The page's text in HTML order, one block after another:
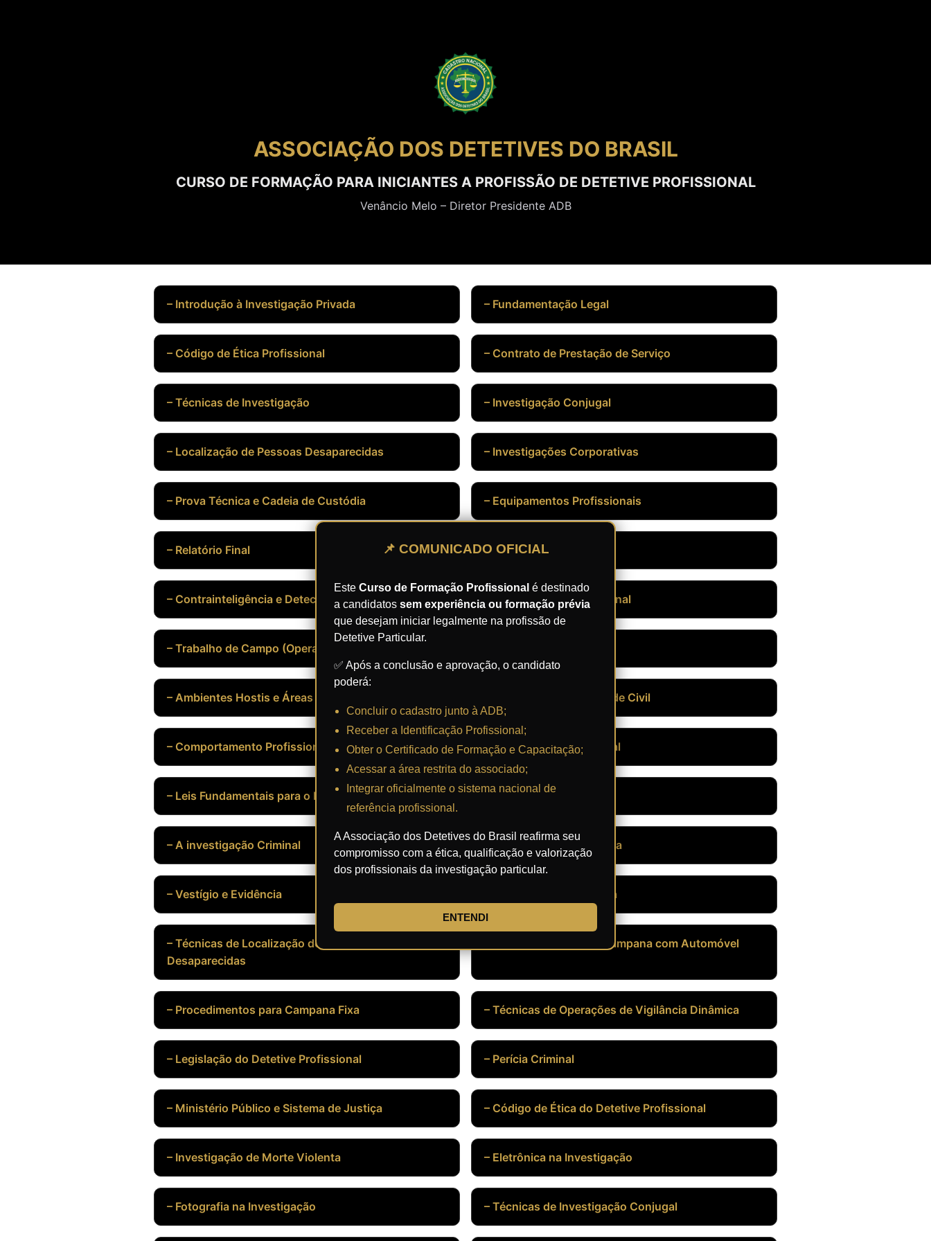
📌 COMUNICADO OFICIAL
Este Curso de Formação Profissional é destinado
a candidatos sem experiência ou formação prévia
que desejam iniciar legalmente na profissão de
Detetive Particular.
✅ Após a conclusão e aprovação, o candidato
poderá:
Concluir o cadastro junto à ADB;
Receber a Identificação Profissional;
Obter o Certificado de Formação e Capacitação;
Acessar a área restrita do associado;
Integrar oficialmente o sistema nacional de
referência profissional.
A Associação dos Detetives do Brasil reafirma seu
compromisso com a ética, qualificação e valorização
dos profissionais da investigação particular.
ENTENDI
ASSOCIAÇÃO DOS DETETIVES DO BRASIL
CURSO DE FORMAÇÃO PARA INICIANTES A PROFISSÃO DE DETETIVE PROFISSIONAL
Venâncio Melo – Diretor Presidente ADB
– Introdução à Investigação Privada – Fundamentação Legal
– Código de Ética Profissional – Contrato de Prestação de Serviço
– Técnicas de Investigação – Investigação Conjugal
– Localização de Pessoas Desaparecidas – Investigações Corporativas
– Prova Técnica e Cadeia de Custódia – Equipamentos Profissionais
– Relatório Final – Sigilo Profissional
– Contrainteligência e Detecção de Riscos – Planejamento Operacional
– Trabalho de Campo (Operação)
– Ambientes Hostis e Áreas de Risco – Ética e Responsabilidade Civil
– Comportamento Profissional – Atualização Profissional
– Leis Fundamentais para o Detetive Particular – Investigador Criminal
– A investigação Criminal – Introdução à Lofoscopia
– Vestígio e Evidência – Entrevista Investigativa
– Técnicas de Localização de Pessoas
Desaparecidas
– Procedimentos para Campana com Automóvel
– Procedimentos para Campana Fixa – Técnicas de Operações de Vigilância Dinâmica
– Legislação do Detetive Profissional – Perícia Criminal
– Ministério Público e Sistema de Justiça – Código de Ética do Detetive Profissional
– Investigação de Morte Violenta – Eletrônica na Investigação
– Fotografia na Investigação – Técnicas de Investigação Conjugal